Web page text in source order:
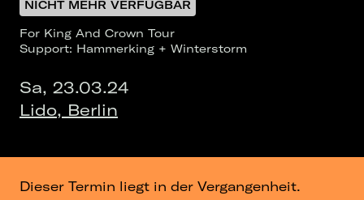
NICHT MEHR VERFÜGBAR
For King And Crown Tour
Support: Hammerking + Winterstorm
Sa, 23.03.24
Lido, Berlin
Dieser Termin liegt in der Vergangenheit.